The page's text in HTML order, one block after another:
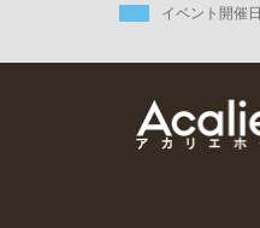
イベント開催日